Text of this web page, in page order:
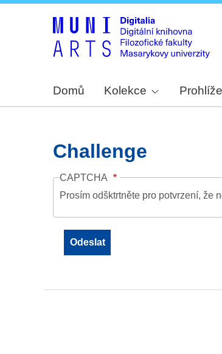
Domů Kolekce
Challenge
CAPTCHA
Prosím odšktrtněte pro potvrzení, že